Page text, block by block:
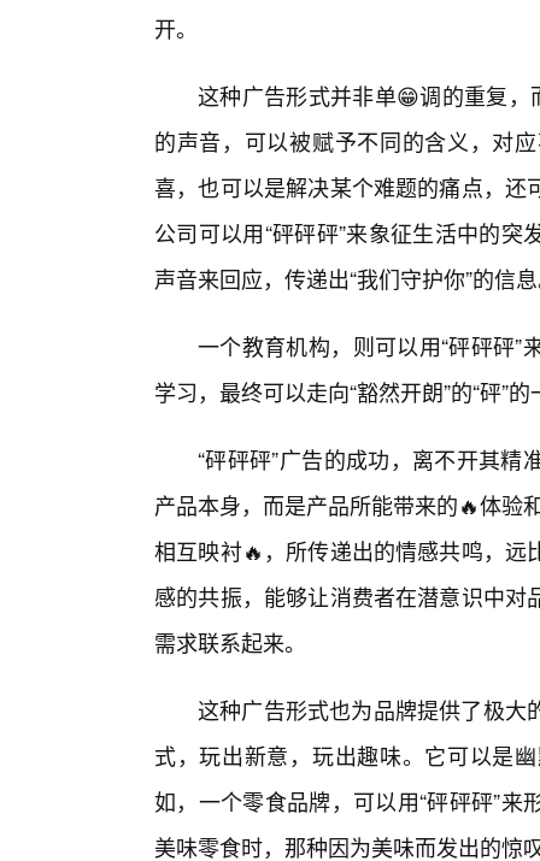
开。
这种广告形式并非单😁调的重复，
的声音，可以被赋予不同的含义，对
喜，也可以是解决某个难题的痛点，
公司可以用“砰砰砰”来象征生活中的
声音来回应，传递出“我们守护你”的信
一个教育机构，则可以用“砰砰砰
学习，最终可以走向“豁然开朗”的“砰”
“砰砰砰”广告的成功，离不开其
产品本身，而是产品所能带来的🔥体验
相互映衬🔥，所传递出的情感共鸣，
感的共振，能够让消费者在潜意识中
需求联系起来。
这种广告形式也为品牌提供了极大
式，玩出新意，玩出趣味。它可以是
如，一个零食品牌，可以用“砰砰砰”
美味零食时，那种因为美味而发出的惊